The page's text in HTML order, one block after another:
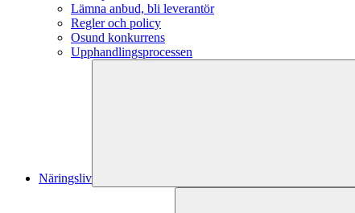
Lämna anbud, bli leverantör
Regler och policy
Osund konkurrens
Upphandlingsprocessen
Näringsliv